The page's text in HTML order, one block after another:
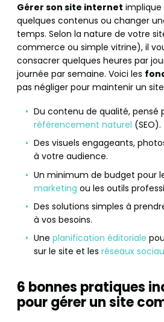
Gérer son site internet implique
quelques contenus ou changer
temps. Selon la nature de votre
commerce ou simple vitrine), il
consacrer quelques heures par
journée par semaine. Voici les
pas négliger pour maintenir un
Du contenu de qualité, pensé
référencement naturel (SEO).
Des visuels engageants,
à votre audience.
Un minimum de budget pour
marketing ou les outils
Des solutions simples à
à vos besoins.
Une planification éditoriale
sur le site et les réseaux
6 bonnes pratiques
pour gérer un site